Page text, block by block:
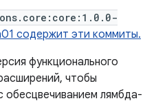
содержит эти коммиты.
функционального
чтобы
обесцвечиванием лямбда-